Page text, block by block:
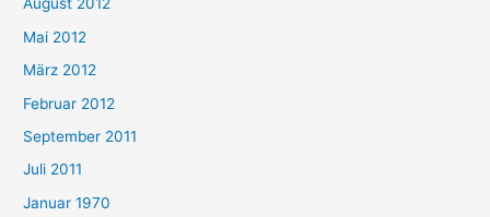
August 2012
Mai 2012
März 2012
Februar 2012
September 2011
Juli 2011
Januar 1970